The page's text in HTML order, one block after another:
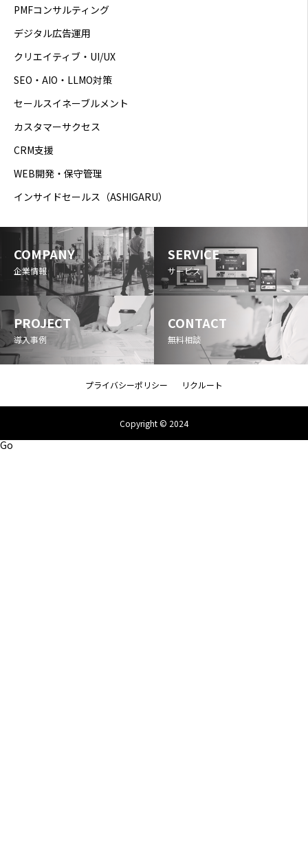
PMFコンサルティング
デジタル広告運用
クリエイティブ・UI/UX
SEO・AIO・LLMO対策
セールスイネーブルメント
カスタマーサクセス
CRM支援
WEB開発・保守管理
インサイドセールス（ASHIGARU）
COMPANY
企業情報
SERVICE
サービス
PROJECT
導入事例
CONTACT
無料相談
プライバシーポリシー リクルート
Copyright © 2024
Go